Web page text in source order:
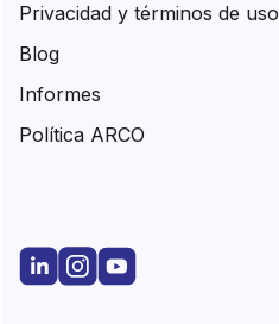
Privacidad y términos de uso
Blog
Informes
Política ARCO